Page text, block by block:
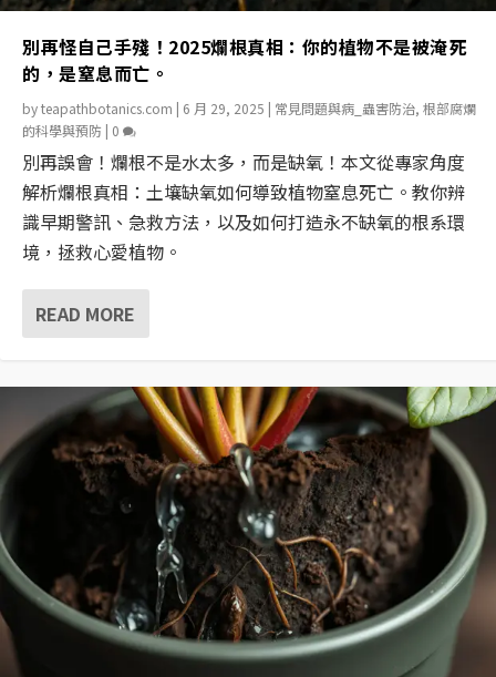
別再怪自己手殘！2025爛根真相：你的植物不是被淹死
的，是窒息而亡。
byteapathbotanics.com | 6 月 29, 2025 | 常見問題與病_蟲害防治, 根部腐爛
的科學與預防 | 0
別再誤會！爛根不是水太多，而是缺氧！本文從專家角度
解析爛根真相：土壤缺氧如何導致植物窒息死亡。教你辨
識早期警訊、急救方法，以及如何打造永不缺氧的根系環
境，拯救心愛植物。
READ MORE